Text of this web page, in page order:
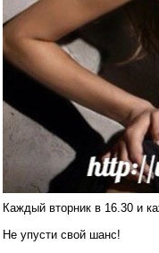
Каждый вторник в 16.30 и
Не упусти свой шанс!